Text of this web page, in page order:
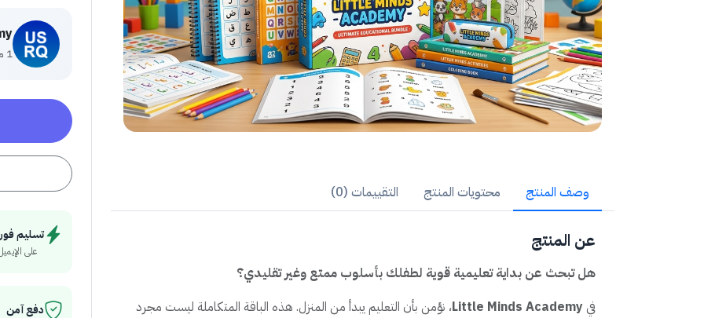
وصف المنتج محتويات المنتج التقييمات (0)
عن المنتج
هل تبحث عن بداية تعليمية قوية لطفلك بأسلوب ممتع وغير تقليدي؟
في Little Minds Academy، نؤمن بأن التعليم يبدأ من المنزل. هذه الباقة المتكاملة ليست مجرد
1 منتج
تسليم
على
دفع آمن